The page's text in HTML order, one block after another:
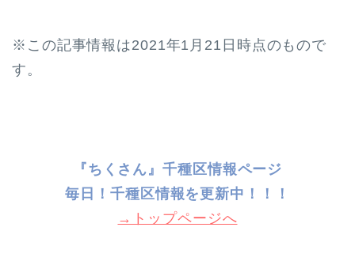
※この記事情報は2021年1月21日時点のもので
す。
『ちくさん』千種区情報ページ
毎日！千種 区情報を更新中！！！
→トップページへ